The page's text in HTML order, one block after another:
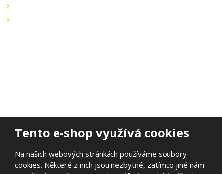
Tento e-shop využívá cookies
Na našich webových stránkách používáme soubory
cookies. Některé z nich jsou nezbytné, zatímco jiné nám
© 2026, BOHEMIA ELSVIT s.r.o.